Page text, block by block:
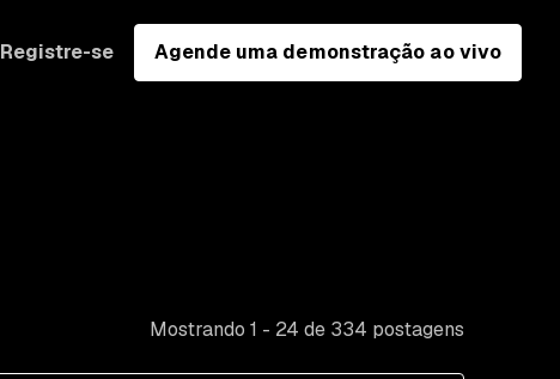
Registre-se Agende uma demonstração ao vivo
Mostrando 1 - 24 de 334 postagens